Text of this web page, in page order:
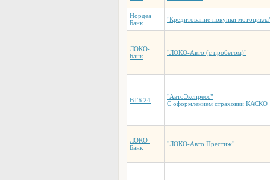
Нордеа
Банк
"Кредитование покупки
ЛОКО-
Банк
"ЛОКО-Авто (с пробегом)"
ВТБ 24
"АвтоЭкспресс"
С оформлением страховки КАСКО
ЛОКО-
Банк
"ЛОКО-Авто Престиж"